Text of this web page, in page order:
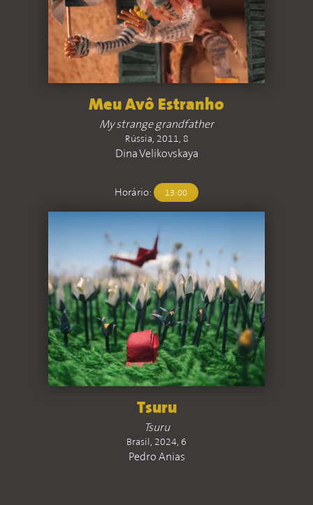
Meu Avô Estranho
My strange grandfather
Rússia, 2011, 8
Dina Velikovskaya
Horário: 13:00
Tsuru
Tsuru
Brasil, 2024, 6
Pedro Anias